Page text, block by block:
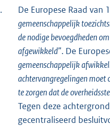
De Europese Raad
gemeenschappelijk
de nodige bevoegdheden
afgewikkeld”. De
gemeenschappelijk
achtervangregelingen moet
te zorgen dat de
Tegen deze
gecentraliseerd